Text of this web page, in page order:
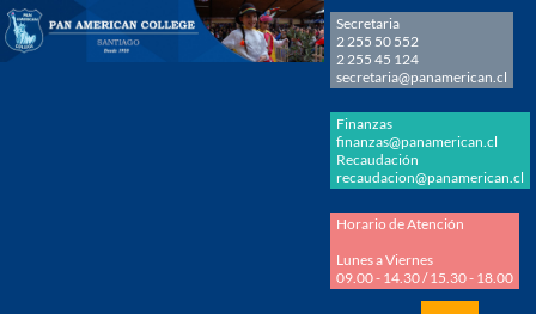
Secretaria
2 255 50 552
2 255 45 124
secretaria@panamerican.cl
Finanzas
finanzas@panamerican.cl
Recaudación
recaudacion@panamerican.cl
Horario de Atención
Lunes a Viernes
09.00 - 14.30 / 15.30 - 18.00